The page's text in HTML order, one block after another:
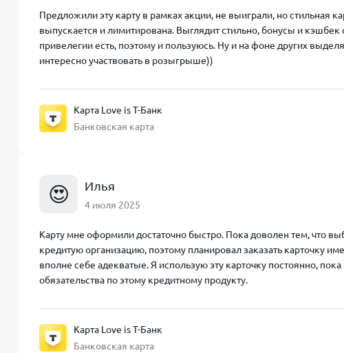
Предложили эту карту в рамках акции, не выиграли, но стильная
выпускается и лимитирована. Выглядит стильно, бонусы и кэшбек
привелегии есть, поэтому и пользуюсь. Ну и на фоне других
интересно участвовать в розыгрыше))
Карта Love is Т-Банк
Банковская карта
😍 Илья
4 июля 2025
Карту мне оформили достаточно быстро. Пока доволен тем, что
кредитую организацию, поэтому планировал заказать карточку
вполне себе адекватые. Я использую эту карточку постоянно,
обязательства по этому кредитному продукту.
Карта Love is Т-Банк
Банковская карта